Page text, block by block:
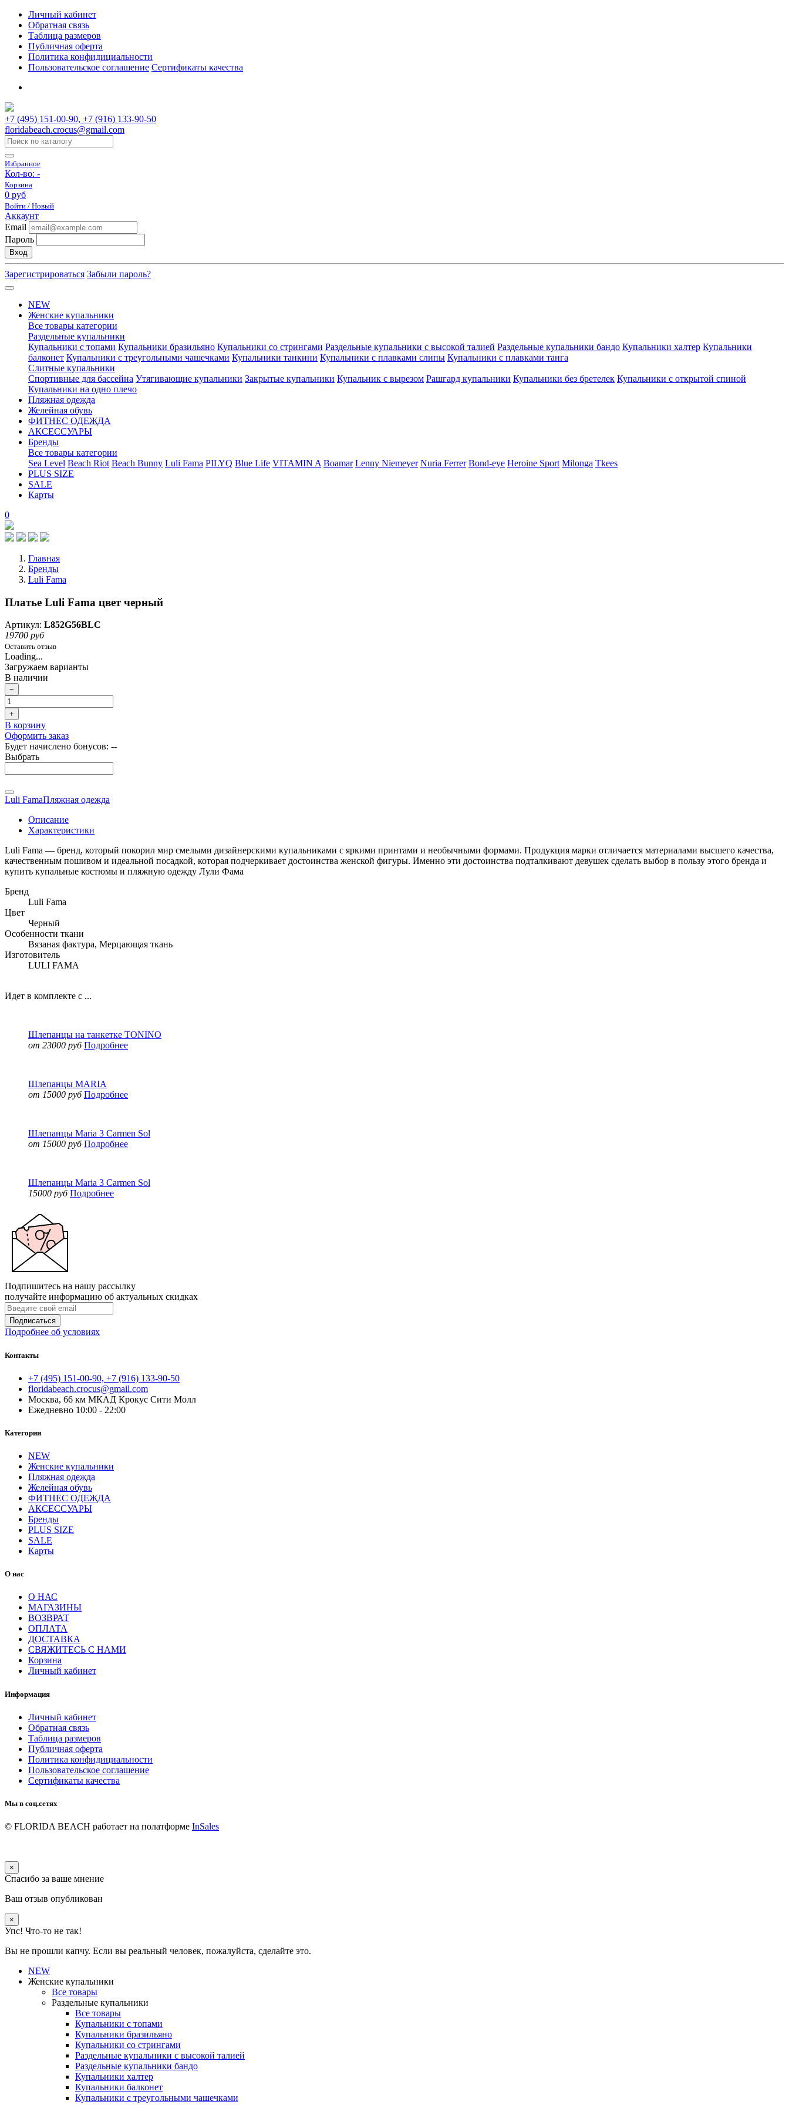
Личный кабинет
Обратная связь
Таблица размеров
Публичная оферта
Политика конфидициальности
Пользовательское соглашение Сертификаты качества
+7 (495) 151-00-90, +7 (916) 133-90-50
floridabeach.crocus@gmail.com
Избранное
Кол-во: -
Корзина
0 руб
Войти / Новый
Аккаунт
Email
Пароль
Вход
Зарегистрироваться Забыли пароль?
NEW
Женские купальники
Все товары категории
Раздельные купальники
Купальники с топами Купальники бразильяно Купальники со стрингами Раздельные купальники с высокой талией Раздельные купальники бандо Купальники халтер Купальники
балконет Купальники с треугольными чашечками Купальники танкини Купальники с плавками слипы Купальники с плавками танга
Слитные купальники
Спортивные для бассейна Утягивающие купальники Закрытые купальники Купальник с вырезом Рашгард купальники Купальники без бретелек Купальники с открытой спиной
Купальники на одно плечо
Пляжная одежда
Желейная обувь
ФИТНЕС ОДЕЖДА
АКСЕССУАРЫ
Бренды
Все товары категории
Sea Level Beach Riot Beach Bunny Luli Fama PILYQ Blue Life VITAMIN A Boamar Lenny Niemeyer Nuria Ferrer Bond-eye Heroine Sport Milonga Tkees
PLUS SIZE
SALE
Карты
0
Главная
Бренды
Luli Fama
Платье Luli Fama цвет черный
Артикул: L852G56BLC
19700 руб
Оставить отзыв
Loading...
Загружаем варианты
В наличии
−
+
В корзину
Оформить заказ
Будет начислено бонусов: --
Выбрать
Luli FamaПляжная одежда
Описание
Характеристики
Luli Fama — бренд, который покорил мир смелыми дизайнерскими купальниками с яркими принтами и необычными формами. Продукция марки отличается материалами высшего качества,
качественным пошивом и идеальной посадкой, которая подчеркивает достоинства женской фигуры. Именно эти достоинства подталкивают девушек сделать выбор в пользу этого бренда и
купить купальные костюмы и пляжную одежду Лули Фама
Бренд
Luli Fama
Цвет
Черный
Особенности ткани
Вязаная фактура, Мерцающая ткань
Изготовитель
LULI FAMA
Идет в комплекте с ...
Шлепанцы на танкетке TONINO
от 23000 руб Подробнее
Шлепанцы MARIA
от 15000 руб Подробнее
Шлепанцы Maria 3 Carmen Sol
от 15000 руб Подробнее
Шлепанцы Maria 3 Carmen Sol
15000 руб Подробнее
Подпишитесь на нашу рассылку
получайте информацию об актуальных скидках
Подписаться
Подробнее об условиях
Контакты
+7 (495) 151-00-90, +7 (916) 133-90-50
floridabeach.crocus@gmail.com
Москва, 66 км МКАД Крокус Сити Молл
Ежедневно 10:00 - 22:00
Категории
NEW
Женские купальники
Пляжная одежда
Желейная обувь
ФИТНЕС ОДЕЖДА
АКСЕССУАРЫ
Бренды
PLUS SIZE
SALE
Карты
О нас
О НАС
МАГАЗИНЫ
ВОЗВРАТ
ОПЛАТА
ДОСТАВКА
СВЯЖИТЕСЬ С НАМИ
Корзина
Личный кабинет
Информация
Личный кабинет
Обратная связь
Таблица размеров
Публичная оферта
Политика конфидициальности
Пользовательское соглашение
Сертификаты качества
Мы в соц.сетях
© FLORIDA BEACH работает на полатформе InSales
×
Спасибо за ваше мнение
Ваш отзыв опубликован
×
Упс! Что-то не так!
Вы не прошли капчу. Если вы реальный человек, пожалуйста, сделайте это.
NEW
Женские купальники
Все товары
Раздельные купальники
Все товары
Купальники с топами
Купальники бразильяно
Купальники со стрингами
Раздельные купальники с высокой талией
Раздельные купальники бандо
Купальники халтер
Купальники балконет
Купальники с треугольными чашечками